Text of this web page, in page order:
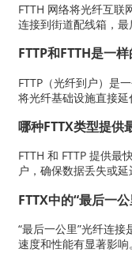
FTTH 网络将光纤互联
连接到街道配线箱，最
FTTP和FTTH是一样
FTTP（光纤到户）是
将光纤基础设施直接延
哪种FTTX类型提供
FTTH 和 FTTP 提供最
户，确保数据丢失或延
FTTX中的“最后一
“最后一公里”光纤连
速度和性能有显著影响。